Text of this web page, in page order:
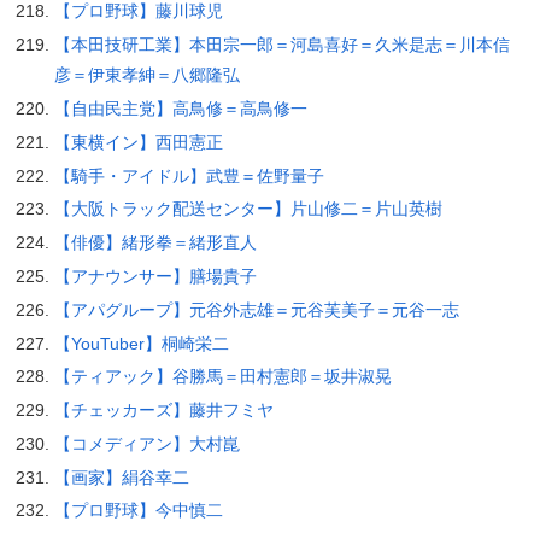
【プロ野球】藤川球児
【本田技研工業】本田宗一郎＝河島喜好＝久米是志＝川本信
彦＝伊東孝紳＝八郷隆弘
【自由民主党】高鳥修＝高鳥修一
【東横イン】西田憲正
【騎手・アイドル】武豊＝佐野量子
【大阪トラック配送センター】片山修二＝片山英樹
【俳優】緒形拳＝緒形直人
【アナウンサー】膳場貴子
【アパグループ】元谷外志雄＝元谷芙美子＝元谷一志
【YouTuber】桐崎栄二
【ティアック】谷勝馬＝田村憲郎＝坂井淑晃
【チェッカーズ】藤井フミヤ
【コメディアン】大村崑
【画家】絹谷幸二
【プロ野球】今中慎二